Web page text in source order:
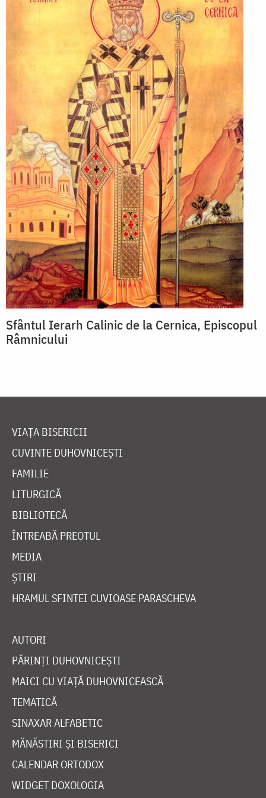
Sfântul Ierarh Calinic de la Cernica, Episcopul
Râmnicului
VIAȚA BISERICII
CUVINTE DUHOVNICEȘTI
FAMILIE
LITURGICĂ
BIBLIOTECĂ
ÎNTREABĂ PREOTUL
MEDIA
ȘTIRI
HRAMUL SFINTEI CUVIOASE PARASCHEVA
AUTORI
PĂRINȚI DUHOVNICEȘTI
MAICI CU VIAȚĂ DUHOVNICEASCĂ
TEMATICĂ
SINAXAR ALFABETIC
MĂNĂSTIRI ȘI BISERICI
CALENDAR ORTODOX
WIDGET DOXOLOGIA